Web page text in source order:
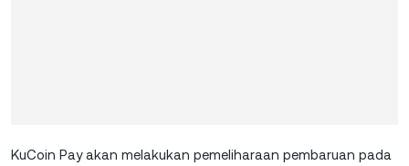
KuCoin Pay akan melakukan pemeliharaan pembaruan pada